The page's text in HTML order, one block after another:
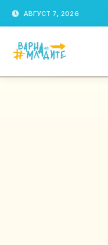
АВГУСТ 7, 2026